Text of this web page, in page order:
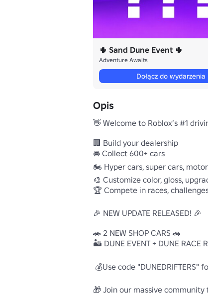
🌵 Sand Dune Event 🌵
Adventure Awaits
Dołącz do wydarzenia
Opis
👋 Welcome to Roblox’s #1
🏢 Build your dealership
🚘 Collect 600+ cars
🏍️ Hyper cars, super cars,
🎨 Customize color, gloss,
🏆 Compete in races,
🎉 NEW UPDATE RELEASED! 🎉
🚗 2 NEW SHOP CARS 🚗
🏜️ DUNE EVENT + DUNE RACE
🎁 Join our massive